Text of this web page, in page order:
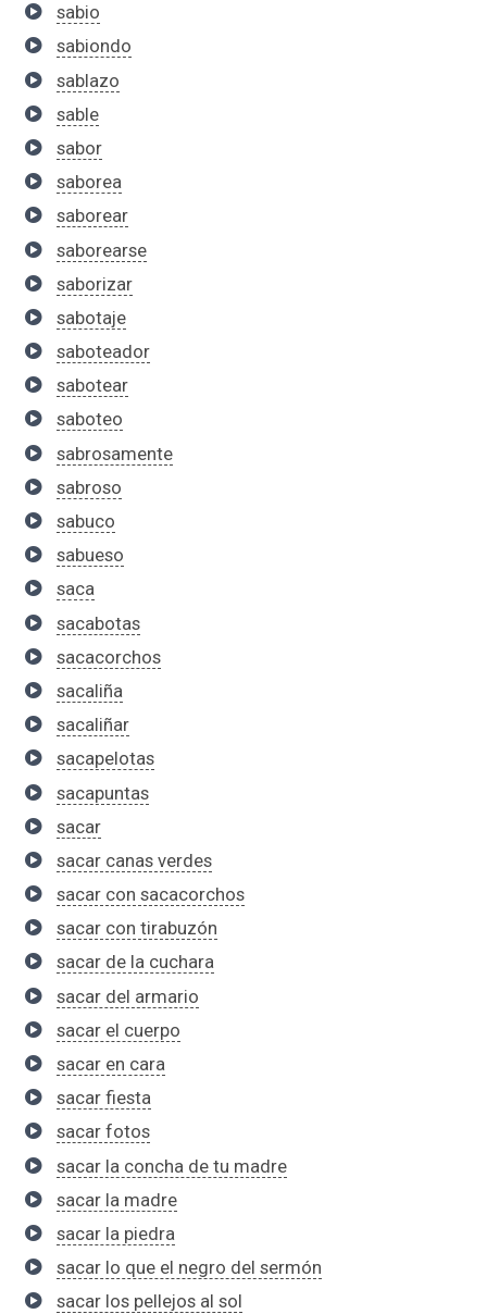
sabio
sabiondo
sablazo
sable
sabor
saborea
saborear
saborearse
saborizar
sabotaje
saboteador
sabotear
saboteo
sabrosamente
sabroso
sabuco
sabueso
saca
sacabotas
sacacorchos
sacaliña
sacaliñar
sacapelotas
sacapuntas
sacar
sacar canas verdes
sacar con sacacorchos
sacar con tirabuzón
sacar de la cuchara
sacar del armario
sacar el cuerpo
sacar en cara
sacar fiesta
sacar fotos
sacar la concha de tu madre
sacar la madre
sacar la piedra
sacar lo que el negro del sermón
sacar los pellejos al sol